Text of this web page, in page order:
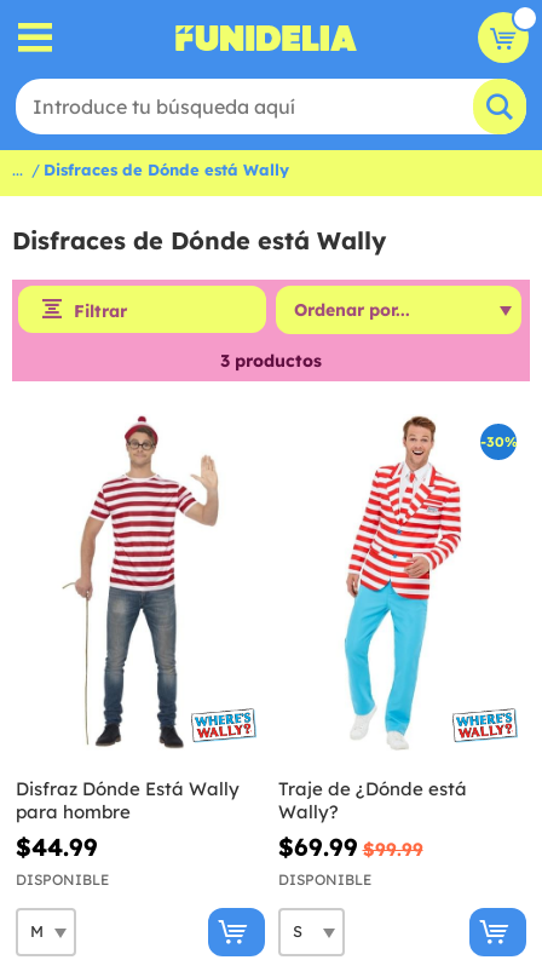
... Disfraces de Dónde está Wally
Disfraces de Dónde está Wally
Filtrar
3 productos
Disfraz Dónde Está Wally
para hombre
$44.99
DISPONIBLE
-30%
Traje de ¿Dónde está
Wally?
$69.99 $99.99
DISPONIBLE